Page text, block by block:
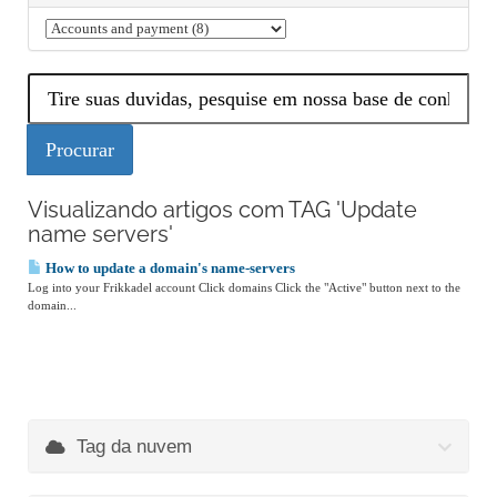
Visualizando artigos com TAG 'Update
name servers'
How to update a domain's name-servers
Log into your Frikkadel account Click domains Click the "Active" button next to the
domain...
Tag da nuvem